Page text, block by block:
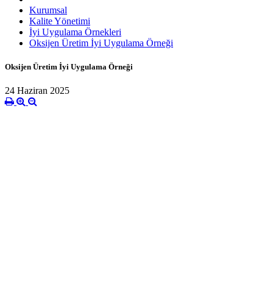
Kurumsal
Kalite Yönetimi
İyi Uygulama Örnekleri
Oksijen Üretim İyi Uygulama Örneği
Oksijen Üretim İyi Uygulama Örneği
24 Haziran 2025